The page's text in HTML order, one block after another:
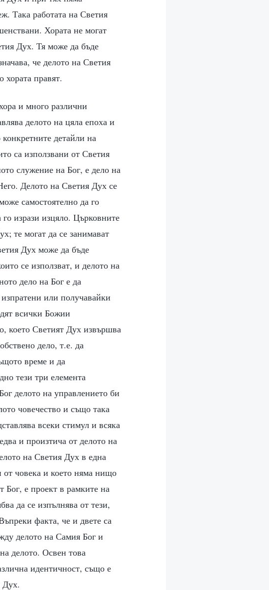
Така работата на Светия
Хората не могат
Дух. Тя може да бъде
че делото на Светия
хората правят.
и много различни
делото на цяла епоха и
детайли на
са използвани от Светия
служение на Бог, е дело на
Делото на Светия Дух се
самостоятелно да го
изрази изцяло. Църковните
те могат да се занимават
Дух може да бъде
се използват, и делото на
дело на Бог е да
или получавайки
всички Божии
което Светият Дух извършва
дело, т.е. да
време и да
тези три елемента
делото на управлението би
човечество и също така
всеки стимул и всяка
и произтича от делото на
на Светия Дух в една
от човека и което няма нищо
е проект в рамките на
да се изпълнява от тези,
факта, че и двете са
делото на Самия Бог и
делото. Освен това
идентичност, също е
Дух.